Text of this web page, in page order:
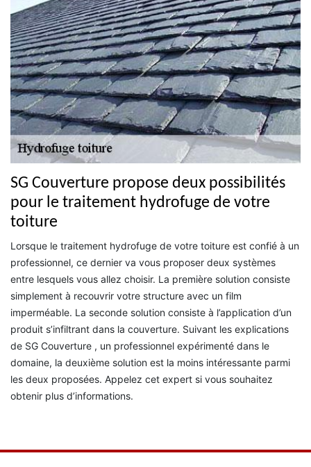
SG Couverture propose deux possibilités
pour le traitement hydrofuge de votre
toiture
Lorsque le traitement hydrofuge de votre toiture est confié à un
professionnel, ce dernier va vous proposer deux systèmes
entre lesquels vous allez choisir. La première solution consiste
simplement à recouvrir votre structure avec un film
imperméable. La seconde solution consiste à l’application d’un
produit s’infiltrant dans la couverture. Suivant les explications
de SG Couverture , un professionnel expérimenté dans le
domaine, la deuxième solution est la moins intéressante parmi
les deux proposées. Appelez cet expert si vous souhaitez
obtenir plus d’informations.